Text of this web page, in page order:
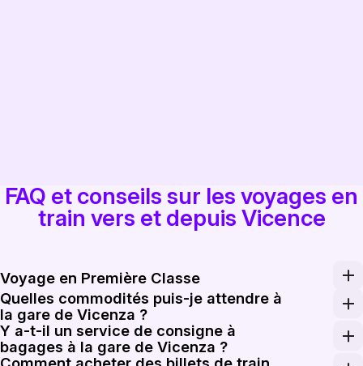
FAQ et conseils sur les voyages en
train vers et depuis Vicence
Voyage en Première Classe
Pour les trajets prolongés, envisagez de passer à la
Quelles commodités puis-je attendre à
la gare de Vicenza ?
La gare de Vicenza offre des commodités
Y a-t-il un service de consigne à
bagages à la gare de Vicenza ?